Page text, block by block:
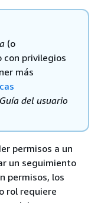
(o
con privilegios
más
Guía del usuario
permisos a un
un seguimiento
permisos, los
rol requiere